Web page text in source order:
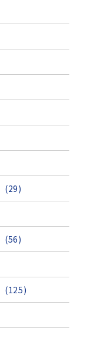
(29)
(56)
(125)